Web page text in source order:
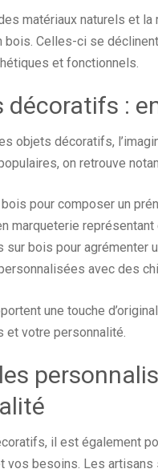
matériaux naturels et la
Celles-ci se
et fonctionnels.
décoratifs :
objets décoratifs,
on retrouve
pour composer un
marqueterie
sur bois pour agrémenter
avec des
une touche
et votre personnalité.
il est également
vos besoins. Les